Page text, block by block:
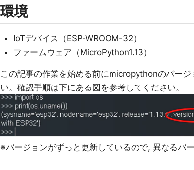
環境
IoTデバイス（ESP-WROOM-32）
ファームウェア（MicroPython1.13）
この記事の作業を始める前にmicropythonのバージ
い。確認手順は下にある図を参考してください。
※バージョンがずっと更新しているので, 異なるバ